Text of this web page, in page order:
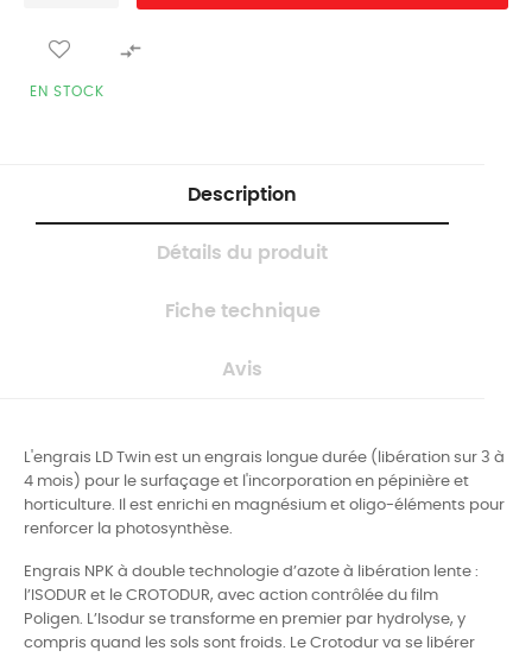

EN STOCK
Description
Détails du produit
Fiche technique
Avis
L'engrais LD Twin est un engrais longue durée (libération sur 3 à
4 mois) pour le surfaçage et l'incorporation en pépinière et
horticulture. Il est enrichi en magnésium et oligo-éléments pour
renforcer la photosynthèse.
Engrais NPK à double technologie d’azote à libération lente :
l’ISODUR et le CROTODUR, avec action contrôlée du film
Poligen. L’Isodur se transforme en premier par hydrolyse, y
compris quand les sols sont froids. Le Crotodur va se libérer